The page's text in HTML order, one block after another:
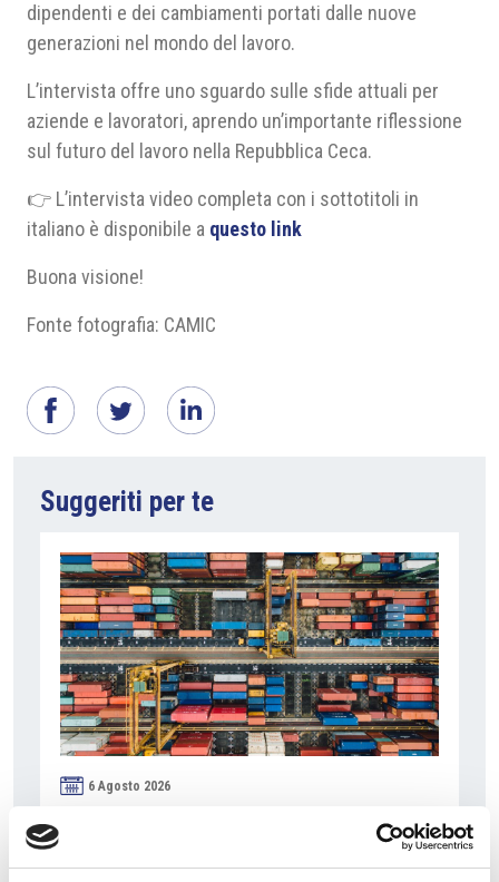
dipendenti e dei cambiamenti portati dalle nuove
generazioni nel mondo del lavoro.
L’intervista offre uno sguardo sulle sfide attuali per
aziende e lavoratori, aprendo un’importante riflessione
sul futuro del lavoro nella Repubblica Ceca.
👉 L’intervista video completa con i sottotitoli in
italiano è disponibile a questo link
Buona visione!
Fonte fotografia: CAMIC
Suggeriti per te
6 Agosto 2026
L’interscambio Italia – Repubblica ha superato
nel primo semestre i dieci miliardi di euro